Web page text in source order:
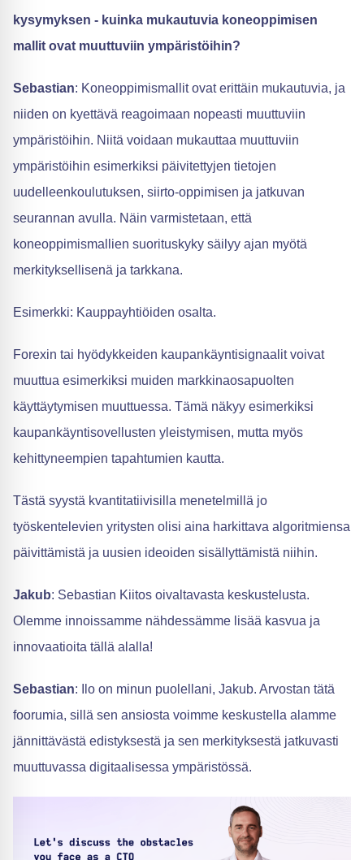
kysymyksen - kuinka mukautuvia koneoppimisen
mallit ovat muuttuviin ympäristöihin?
Sebastian: Koneoppimismallit ovat erittäin mukautuvia, ja
niiden on kyettävä reagoimaan nopeasti muuttuviin
ympäristöihin. Niitä voidaan mukauttaa muuttuviin
ympäristöihin esimerkiksi päivitettyjen tietojen
uudelleenkoulutuksen, siirto-oppimisen ja jatkuvan
seurannan avulla. Näin varmistetaan, että
koneoppimismallien suorituskyky säilyy ajan myötä
merkityksellisenä ja tarkkana.
Esimerkki: Kauppayhtiöiden osalta.
Forexin tai hyödykkeiden kaupankäyntisignaalit voivat
muuttua esimerkiksi muiden markkinaosapuolten
käyttäytymisen muuttuessa. Tämä näkyy esimerkiksi
kaupankäyntisovellusten yleistymisen, mutta myös
kehittyneempien tapahtumien kautta.
Tästä syystä kvantitatiivisilla menetelmillä jo
työskentelevien yritysten olisi aina harkittava algoritmiensa
päivittämistä ja uusien ideoiden sisällyttämistä niihin.
Jakub: Sebastian Kiitos oivaltavasta keskustelusta.
Olemme innoissamme nähdessämme lisää kasvua ja
innovaatioita tällä alalla!
Sebastian: Ilo on minun puolellani, Jakub. Arvostan tätä
foorumia, sillä sen ansiosta voimme keskustella alamme
jännittävästä edistyksestä ja sen merkityksestä jatkuvasti
muuttuvassa digitaalisessa ympäristössä.